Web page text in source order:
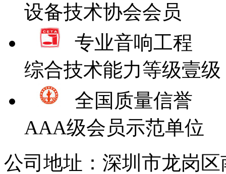
设备技术协会会员
专业音响工程
综合技术能力等级壹级
全国质量信誉
AAA级会员示范单位
公司地址：深圳市龙岗